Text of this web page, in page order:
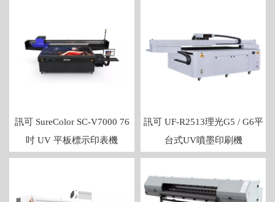
訊可 SureColor SC-V7000 76
吋 UV 平板標示印表機
訊可 UF-R2513理光G5 / G6平
台式UV噴墨印刷機